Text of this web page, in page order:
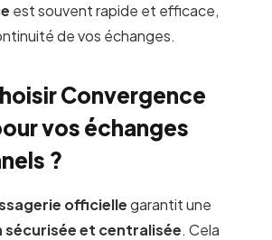
est souvent rapide et efficace,
de vos échanges.
Convergence
vos échanges
?
officiellegarantit une
et centralisée. Cela